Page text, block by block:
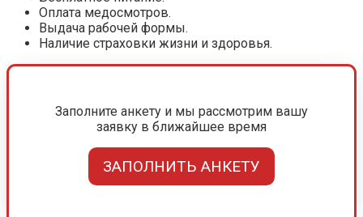
Оплата медосмотров.
Выдача рабочей формы.
Наличие страховки жизни и здоровья.
Заполните анкету и мы рассмотрим вашу
заявку в ближайшее время
ЗАПОЛНИТЬ АНКЕТУ